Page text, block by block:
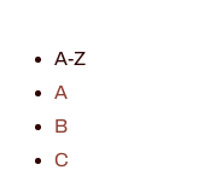
A-Z
A
B
C